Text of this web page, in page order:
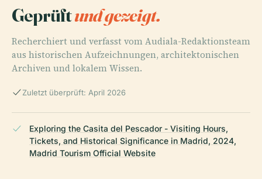
Geprüftund gezeigt.
Recherchiert und verfasst vom Audiala-Redaktionsteam
aus historischen Aufzeichnungen, architektonischen
Archiven und lokalem Wissen.
Zuletzt überprüft: April 2026
Exploring the Casita del Pescador - Visiting Hours,
Tickets, and Historical Significance in Madrid, 2024,
Madrid Tourism Official Website